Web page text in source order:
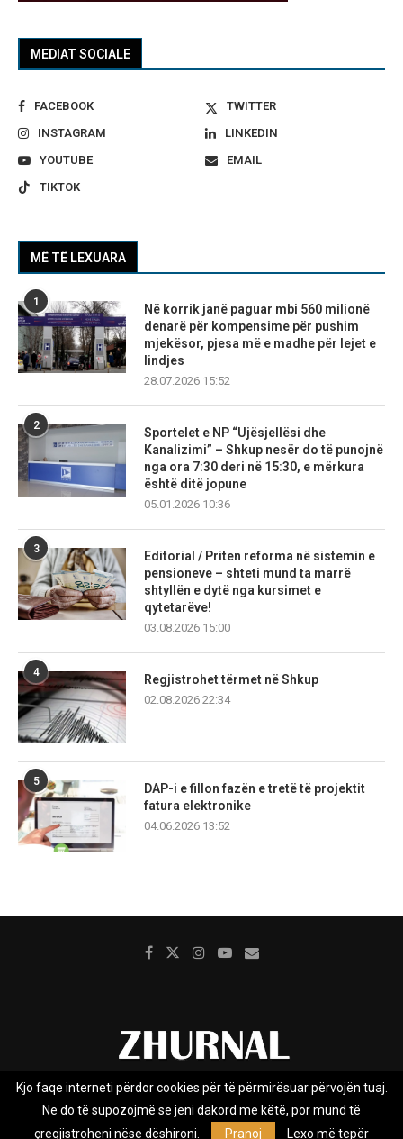
MEDIAT SOCIALE
FACEBOOK
TWITTER
INSTAGRAM
LINKEDIN
YOUTUBE
EMAIL
TIKTOK
MË TË LEXUARA
1
Në korrik janë paguar mbi 560 milionë
denarë për kompensime për pushim
mjekësor, pjesa më e madhe për lejet e
lindjes
28.07.2026 15:52
2
Sportelet e NP “Ujësjellësi dhe
Kanalizimi” – Shkup nesër do të punojnë
nga ora 7:30 deri në 15:30, e mërkura
është ditë jopune
05.01.2026 10:36
3
Editorial / Priten reforma në sistemin e
pensioneve – shteti mund ta marrë
shtyllën e dytë nga kursimet e
qytetarëve!
03.08.2026 15:00
4
Regjistrohet tërmet në Shkup
02.08.2026 22:34
5
DAP-i e fillon fazën e tretë të projektit
fatura elektronike
04.06.2026 13:52
Rreth nesh Impresumi Marketing
Kontakt
Privacy Policy
Kjo faqe interneti përdor cookies për të përmirësuar përvojën tuaj.
Ne do të supozojmë se jeni dakord me këtë, por mund të
çregjistroheni nëse dëshironi.
Pranoj Lexo më tepër